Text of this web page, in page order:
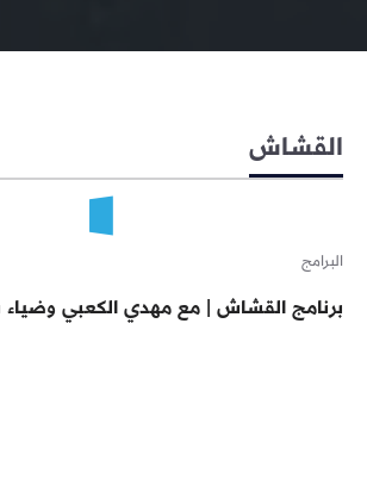
القشاش
البرامج
برنامج القشاش | مع مهدي الكعبي